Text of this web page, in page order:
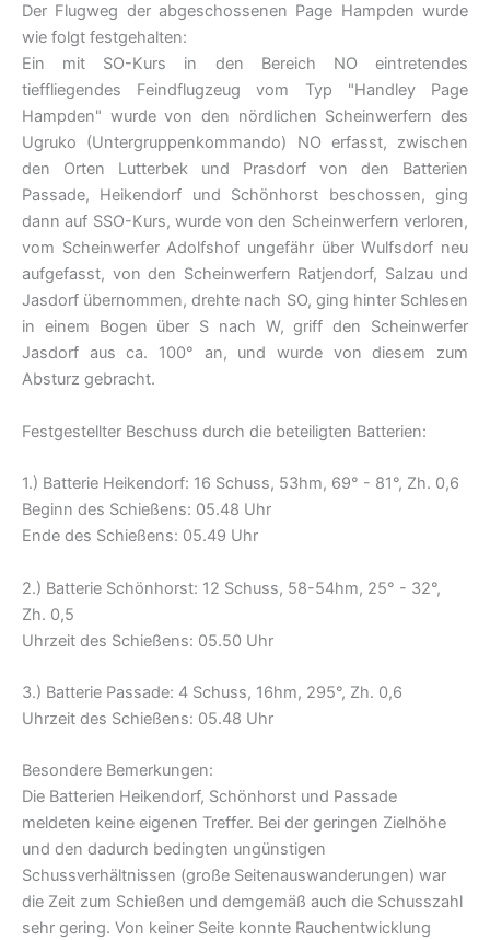
Der Flugweg der abgeschossenen Page Hampden wurde
wie folgt festgehalten:
Ein mit SO-Kurs in den Bereich NO eintretendes
tieffliegendes Feindflugzeug vom Typ "Handley Page
Hampden" wurde von den nördlichen Scheinwerfern des
Ugruko (Untergruppenkommando) NO erfasst, zwischen
den Orten Lutterbek und Prasdorf von den Batterien
Passade, Heikendorf und Schönhorst beschossen, ging
dann auf SSO-Kurs, wurde von den Scheinwerfern verloren,
vom Scheinwerfer Adolfshof ungefähr über Wulfsdorf neu
aufgefasst, von den Scheinwerfern Ratjendorf, Salzau und
Jasdorf übernommen, drehte nach SO, ging hinter Schlesen
in einem Bogen über S nach W, griff den Scheinwerfer
Jasdorf aus ca. 100° an, und wurde von diesem zum
Absturz gebracht.
Festgestellter Beschuss durch die beteiligten Batterien:
1.) Batterie Heikendorf: 16 Schuss, 53hm, 69° - 81°, Zh. 0,6
Beginn des Schießens: 05.48 Uhr
Ende des Schießens: 05.49 Uhr
2.) Batterie Schönhorst: 12 Schuss, 58-54hm, 25° - 32°,
Zh. 0,5
Uhrzeit des Schießens: 05.50 Uhr
3.) Batterie Passade: 4 Schuss, 16hm, 295°, Zh. 0,6
Uhrzeit des Schießens: 05.48 Uhr
Besondere Bemerkungen:
Die Batterien Heikendorf, Schönhorst und Passade
meldeten keine eigenen Treffer. Bei der geringen Zielhöhe
und den dadurch bedingten ungünstigen
Schussverhältnissen (große Seitenauswanderungen) war
die Zeit zum Schießen und demgemäß auch die Schusszahl
sehr gering. Von keiner Seite konnte Rauchentwicklung